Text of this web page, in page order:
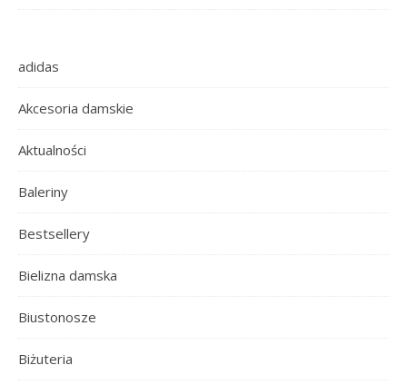
adidas
Akcesoria damskie
Aktualności
Baleriny
Bestsellery
Bielizna damska
Biustonosze
Biżuteria